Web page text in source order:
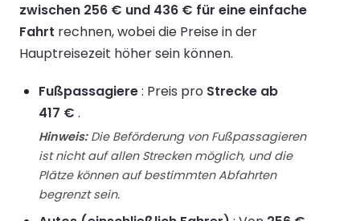
zwischen 256 € und 436 € für eine einfache
Fahrt rechnen, wobei die Preise in der
Hauptreisezeit höher sein können.
Fußpassagiere: Preis pro Strecke ab
417 € .
Hinweis:Die Beförderung von Fußpassagieren
ist nicht auf allen Strecken möglich, und die
Plätze können auf bestimmten Abfahrten
begrenzt sein.